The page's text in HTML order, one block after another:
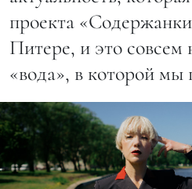
проекта
Питере, и это совсем
«вода», в которой мы